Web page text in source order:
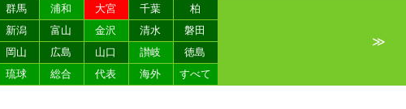
群馬 浦和 大宮 千葉
柏
新潟 富山 金沢 清水
磐田
岡山 広島 山口 讃岐
徳島
琉球 総合 代表 海外 すべて
≫